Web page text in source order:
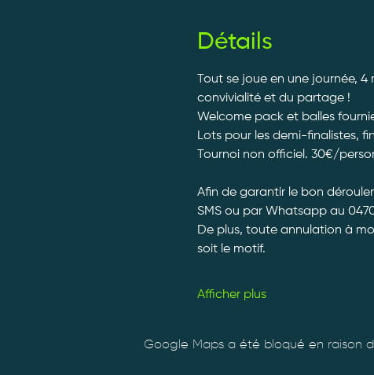
Détails
Tout se joue en une journée,
convivialité et du partage !
Welcome pack et balles
Lots pour les demi-finalistes,
Tournoi non officiel. 30€/
Afin de garantir le bon
SMS ou par Whatsapp au
De plus, toute annulation à
soit le motif.
Afficher plus
Google Maps a été bloqué en raison